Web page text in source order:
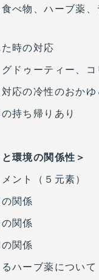
べ物、ハーブ薬
時の対応
ドゥーティー、
応の冷性のおか
持ち帰りあり
環境の関係性＞
ント（５元素）
関係
関係
関係
ハーブ薬について